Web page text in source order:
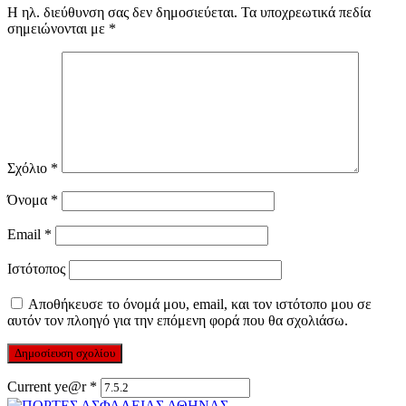
Η ηλ. διεύθυνση σας δεν δημοσιεύεται. Τα υποχρεωτικά πεδία
σημειώνονται με *
Σχόλιο *
Όνομα *
Email *
Ιστότοπος
Αποθήκευσε το όνομά μου, email, και τον ιστότοπο μου σε
αυτόν τον πλοηγό για την επόμενη φορά που θα σχολιάσω.
Current ye@r *